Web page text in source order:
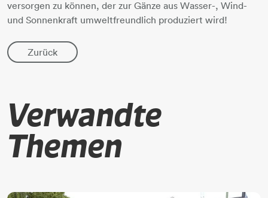
versorgen zu können, der zur Gänze aus Wasser-, Wind-
und Sonnenkraft umweltfreundlich produziert wird!
Zurück
Verwandte
Themen